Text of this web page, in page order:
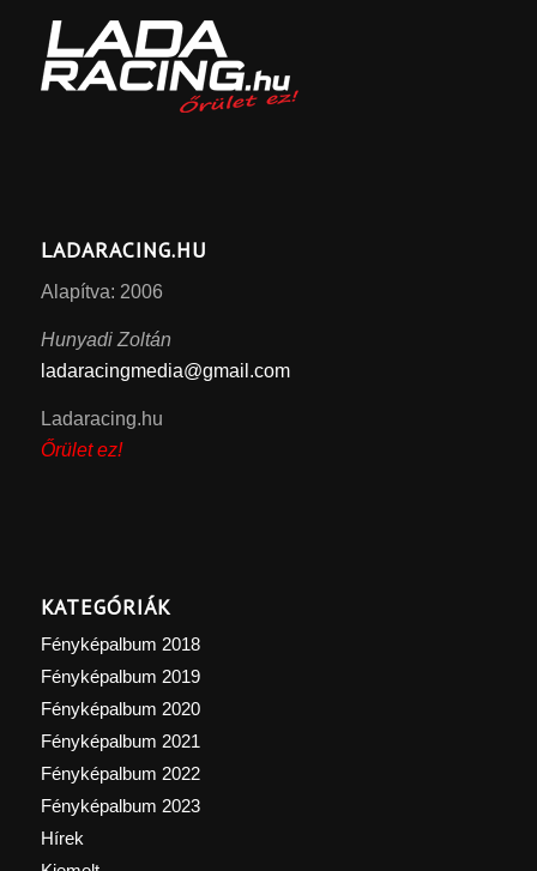
LADARACING.HU
Alapítva: 2006
Hunyadi Zoltán
ladaracingmedia@gmail.com
Ladaracing.hu
Őrület ez!
KATEGÓRIÁK
Fényképalbum 2018
Fényképalbum 2019
Fényképalbum 2020
Fényképalbum 2021
Fényképalbum 2022
Fényképalbum 2023
Hírek